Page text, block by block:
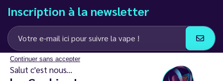
Continuer sans accepter
Salut c'est nous...
Inscription à la newsletter
J’accepte de recevoir des communications e-mail et SMS de la part de
LD Groupe